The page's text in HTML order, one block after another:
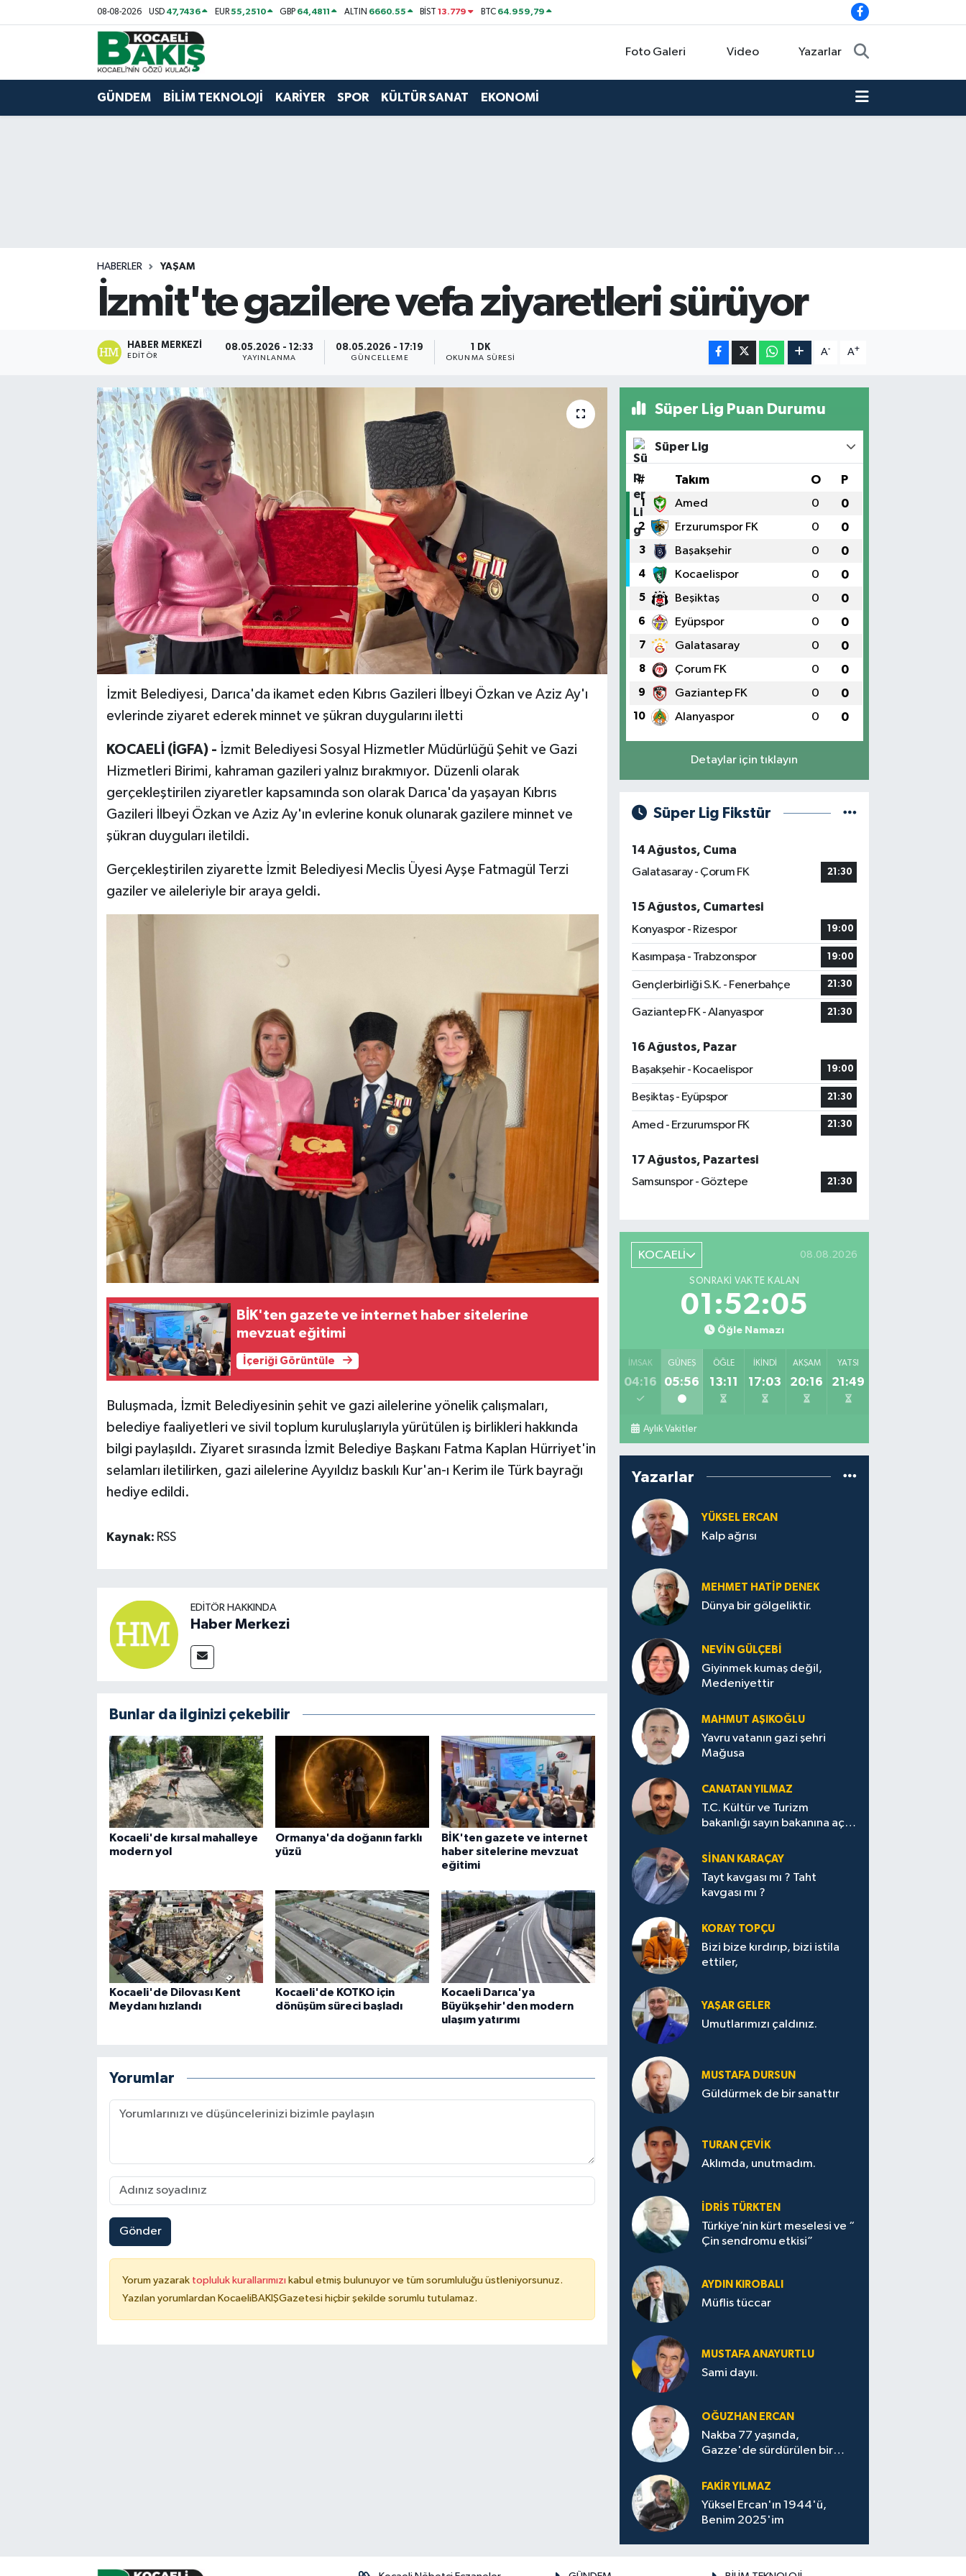
08-08-2026 USD 47,7436 EUR55,2510 GBP 64,4811 ALTIN 6660.55 BİST13.779 BTC 64.959,79
Foto Galeri Video Yazarlar
GÜNDEM BİLİM TEKNOLOJİ KARİYER SPOR KÜLTÜR SANAT EKONOMİ
HABERLER YAŞAM
İzmit'te gazilere vefa ziyaretleri sürüyor
HABER MERKEZI
EDITÖR
08.05.2026 - 12:33
YAYINLANMA
08.05.2026 - 17:19
GÜNCELLEME
1 DK
OKUNMA SÜRESI
A- A+
İzmit Belediyesi, Darıca'da ikamet eden Kıbrıs Gazileri İlbeyi Özkan ve Aziz Ay'ı
evlerinde ziyaret ederek minnet ve şükran duygularını iletti
KOCAELİ (İGFA) - İzmit Belediyesi Sosyal Hizmetler Müdürlüğü Şehit ve Gazi
Hizmetleri Birimi, kahraman gazileri yalnız bırakmıyor. Düzenli olarak
gerçekleştirilen ziyaretler kapsamında son olarak Darıca'da yaşayan Kıbrıs
Gazileri İlbeyi Özkan ve Aziz Ay'ın evlerine konuk olunarak gazilere minnet ve
şükran duyguları iletildi.
Gerçekleştirilen ziyarette İzmit Belediyesi Meclis Üyesi Ayşe Fatmagül Terzi
gaziler ve aileleriyle bir araya geldi.
BİK'ten gazete ve internet haber sitelerine
mevzuat eğitimi
İçeriği Görüntüle
Buluşmada, İzmit Belediyesinin şehit ve gazi ailelerine yönelik çalışmaları,
belediye faaliyetleri ve sivil toplum kuruluşlarıyla yürütülen iş birlikleri hakkında
bilgi paylaşıldı. Ziyaret sırasında İzmit Belediye Başkanı Fatma Kaplan Hürriyet'in
selamları iletilirken, gazi ailelerine Ayyıldız baskılı Kur'an-ı Kerim ile Türk bayrağı
hediye edildi.
Kaynak: RSS
EDITÖR HAKKINDA
Haber Merkezi
Bunlar da ilginizi çekebilir
Kocaeli'de kırsal mahalleye
modern yol
Ormanya'da doğanın farklı
yüzü
BİK'ten gazete ve internet
haber sitelerine mevzuat
eğitimi
Kocaeli'de Dilovası Kent
Meydanı hızlandı
Kocaeli'de KOTKO için
dönüşüm süreci başladı
Kocaeli Darıca'ya
Büyükşehir'den modern
ulaşım yatırımı
Yorumlar
Gönder
Yorum yazarak topluluk kurallarımızı kabul etmiş bulunuyor ve tüm sorumluluğu üstleniyorsunuz.
Yazılan yorumlardan KocaeliBAKIŞGazetesi hiçbir şekilde sorumlu tutulamaz.
Süper Lig Puan Durumu
Süper Lig
# Takım O P
1 Amed 0 0
2 Erzurumspor FK 0 0
3 Başakşehir 0 0
4 Kocaelispor 0 0
5 Beşiktaş 0 0
6 Eyüpspor 0 0
7 Galatasaray 0 0
8 Çorum FK 0 0
9 Gaziantep FK 0 0
10 Alanyaspor 0 0
Detaylar için tıklayın
Süper Lig Fikstür
14 Ağustos, Cuma
Galatasaray - Çorum FK
21:30
15 Ağustos, Cumartesi
Konyaspor - Rizespor
19:00
Kasımpaşa - Trabzonspor 19:00
Gençlerbirliği S.K. - Fenerbahçe 21:30
Gaziantep FK - Alanyaspor 21:30
16 Ağustos, Pazar
Başakşehir - Kocaelispor
19:00
Beşiktaş - Eyüpspor 21:30
Amed - Erzurumspor FK 21:30
17 Ağustos, Pazartesi
Samsunspor - Göztepe
21:30
KOCAELİ 08.08.2026
SONRAKI VAKTE KALAN
01:52:04
Öğle Namazı
İMSAK
04:16
GÜNEŞ
05:56
ÖĞLE
13:11
İKINDI
17:03
AKŞAM
20:16
YATSI
21:49
Aylık Vakitler
Yazarlar
YÜKSEL ERCAN
Kalp ağrısı
MEHMET HATİP DENEK
Dünya bir gölgeliktir.
NEVİN GÜLÇEBİ
Giyinmek kumaş değil,
Medeniyettir
MAHMUT AŞIKOĞLU
Yavru vatanın gazi şehri
Mağusa
CANATAN YILMAZ
T.C. Kültür ve Turizm
bakanlığı sayın bakanına açık
SİNAN KARAÇAY
Tayt kavgası mı ? Taht
kavgası mı ?
KORAY TOPÇU
Bizi bize kırdırıp, bizi istila
ettiler,
YAŞAR GELER
Umutlarımızı çaldınız.
MUSTAFA DURSUN
Güldürmek de bir sanattır
TURAN ÇEVİK
Aklımda, unutmadım.
İDRİS TÜRKTEN
Türkiye’nin kürt meselesi ve “
Çin sendromu etkisi”
AYDIN KIROBALI
Müflis tüccar
MUSTAFA ANAYURTLU
Sami dayıı.
OĞUZHAN ERCAN
Nakba 77 yaşında,
Gazze'de sürdürülen bir
FAKİR YILMAZ
Yüksel Ercan'ın 1944'ü,
Benim 2025'im
Kocaeli Nöbetçi Eczaneler
Kocaeli Hava Durumu